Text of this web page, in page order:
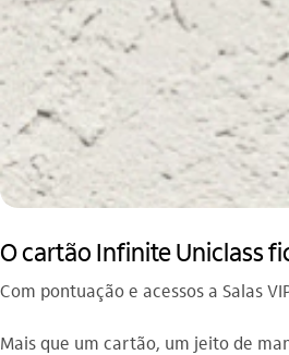
O cartão Infinite Uniclass
Com pontuação e acessos a Salas
Mais que um cartão, um jeito de